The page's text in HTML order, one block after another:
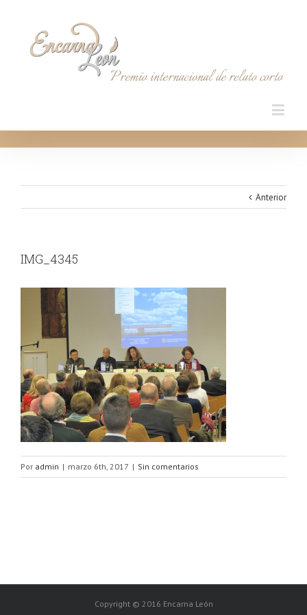
Anterior
IMG_4345
Por admin | marzo 6th, 2017 | Sin comentarios
Copyright © 2016 Encarna León